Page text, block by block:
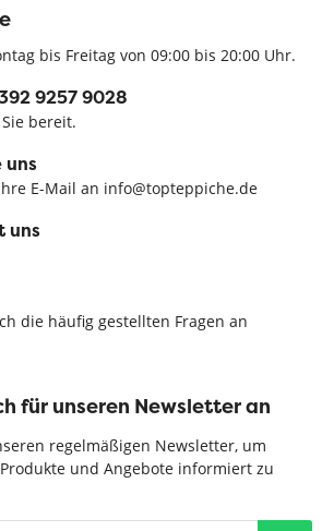
bis Freitag von 09:00 bis 20:00 Uhr.
9257 9028
bereit.
uns
E-Mail an info@topteppiche.de
uns
die häufig gestellten Fragen an
für unseren Newsletter an
regelmäßigen Newsletter, um
und Angebote informiert zu